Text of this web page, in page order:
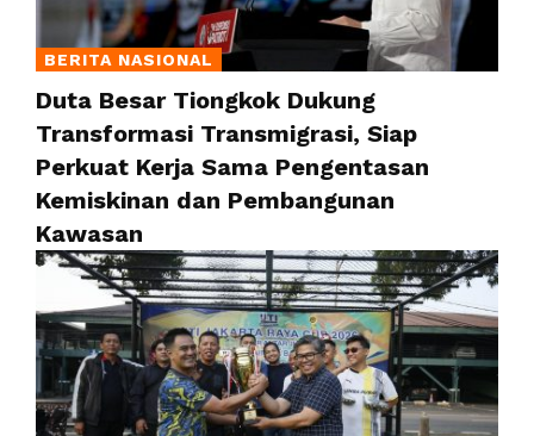
BERITA NASIONAL
Duta Besar Tiongkok Dukung
Transformasi Transmigrasi, Siap
Perkuat Kerja Sama Pengentasan
Kemiskinan dan Pembangunan
Kawasan